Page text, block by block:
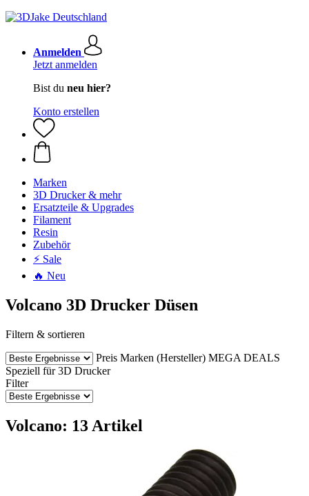
Anmelden
Jetzt anmelden
Bist du neu hier?
Konto erstellen
Marken
3D Drucker & mehr
Ersatzteile & Upgrades
Filament
Resin
Zubehör
⚡ Sale
🔥 Neu
Volcano 3D Drucker Düsen
Filtern & sortieren
Preis Marken (Hersteller) MEGA DEALS
Speziell für 3D Drucker
Filter
Volcano: 13 Artikel